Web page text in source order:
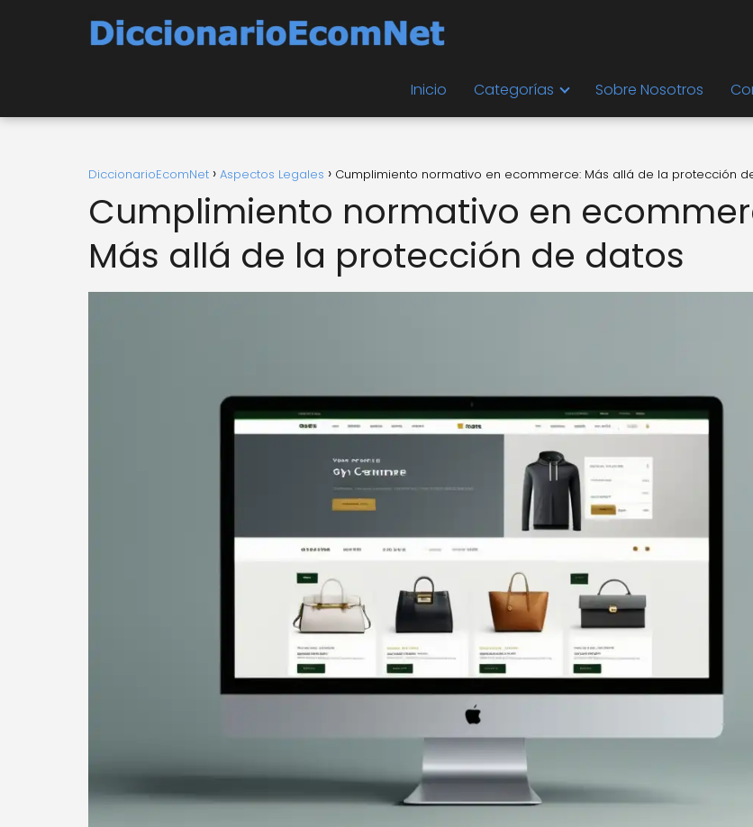
Inicio Categorías Sobre Nosotros
DiccionarioEcomNet Aspectos Legales Cumplimiento normativo en ecommerce: Más allá de la protección
Cumplimiento normativo en
Más allá de la protección de datos